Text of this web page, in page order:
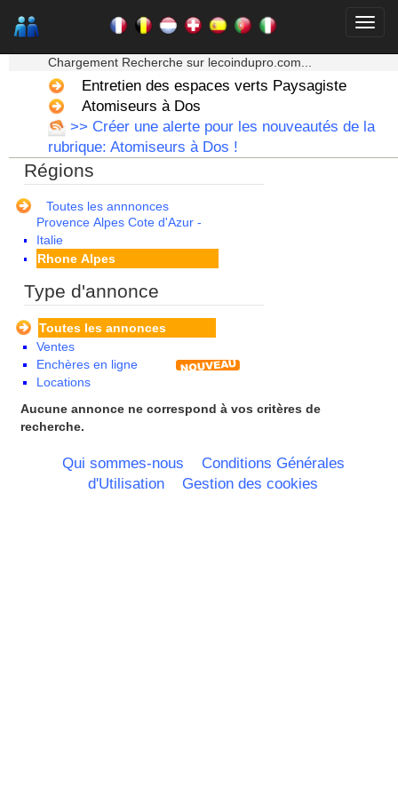
Chargement Recherche sur lecoindupro.com...
Entretien des espaces verts Paysagiste
Atomiseurs à Dos
>> Créer une alerte pour les nouveautés de la
rubrique: Atomiseurs à Dos !
Régions
Toutes les annnonces
Lorraine
Mayotte
Midi Pyrenees - Espagne -
Portugal
Nord Pas de Calais - Belgique -
Pays Bas
Pays de la Loire
Picardie
Poitou Charentes
Principauté de Monaco
Provence Alpes Cote d'Azur -
Italie
Rhone Alpes
Type d'annonce
Toutes les annonces
Ventes
Enchères en ligne
Locations
Aucune annonce ne correspond à vos critères de
recherche.
Qui sommes-nous
Conditions Générales
d'Utilisation
Gestion des cookies